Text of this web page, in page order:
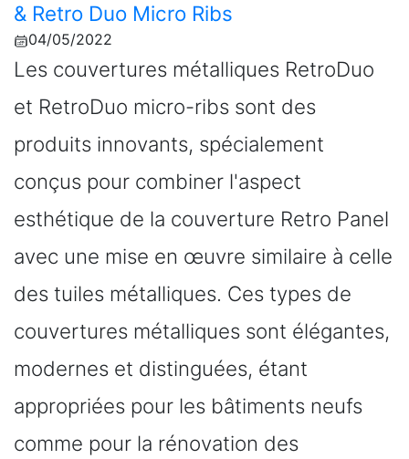
& Retro Duo Micro Ribs
04/05/2022
Les couvertures métalliques RetroDuo
et RetroDuo micro-ribs sont des
produits innovants, spécialement
conçus pour combiner l'aspect
esthétique de la couverture Retro Panel
avec une mise en œuvre similaire à celle
des tuiles métalliques. Ces types de
couvertures métalliques sont élégantes,
modernes et distinguées, étant
appropriées pour les bâtiments neufs
comme pour la rénovation des